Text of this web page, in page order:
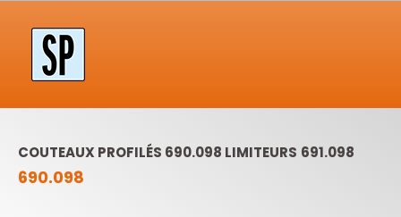
COUTEAUX PROFILÉS 690.098 LIMITEURS 691.098
690.098